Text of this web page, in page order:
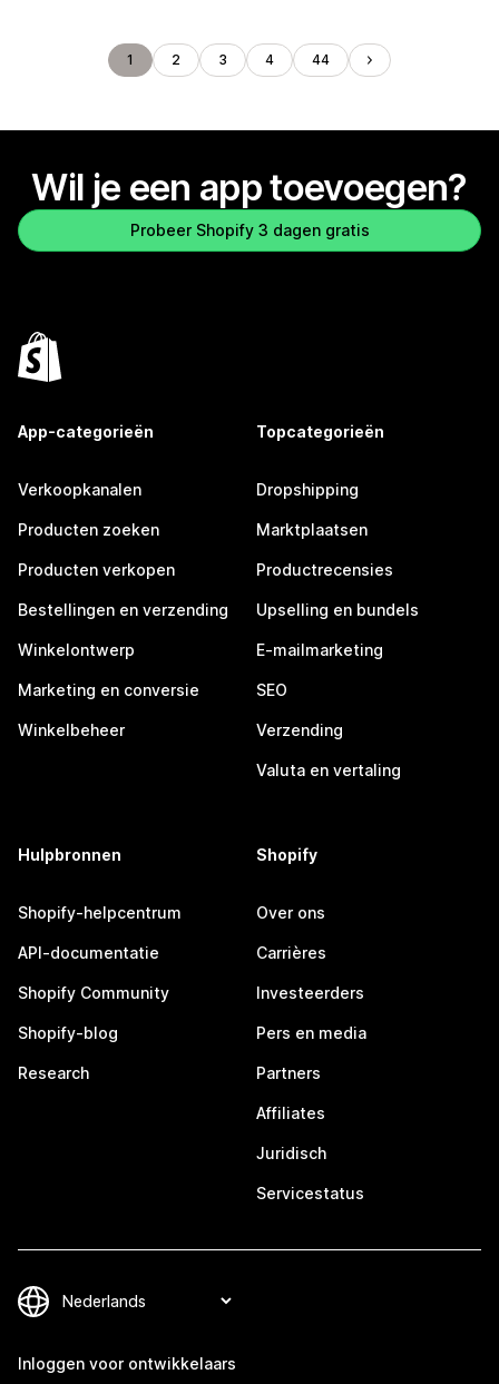
1 2 3 4 44
Wil je een app toevoegen?
Probeer Shopify 3 dagen gratis
App-categorieën
Verkoopkanalen
Producten zoeken
Producten verkopen
Bestellingen en verzending
Winkelontwerp
Marketing en conversie
Winkelbeheer
Topcategorieën
Dropshipping
Marktplaatsen
Productrecensies
Upselling en bundels
E-mailmarketing
SEO
Verzending
Valuta en vertaling
Hulpbronnen
Shopify-helpcentrum
API-documentatie
Shopify Community
Shopify-blog
Research
Shopify
Over ons
Carrières
Investeerders
Pers en media
Partners
Affiliates
Juridisch
Servicestatus
Inloggen voor ontwikkelaars